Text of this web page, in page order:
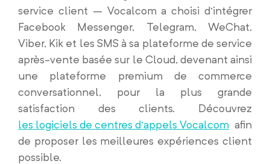
service client – Vocalcom a choisi d’intégrer
Facebook Messenger, Telegram, WeChat,
Viber, Kik et les SMS à sa plateforme de service
après-vente basée sur le Cloud, devenant ainsi
une plateforme premium de commerce
conversationnel, pour la plus grande
satisfaction des clients. Découvrez
les logiciels de centres d’appels Vocalcom afin
de proposer les meilleures expériences client
possible.